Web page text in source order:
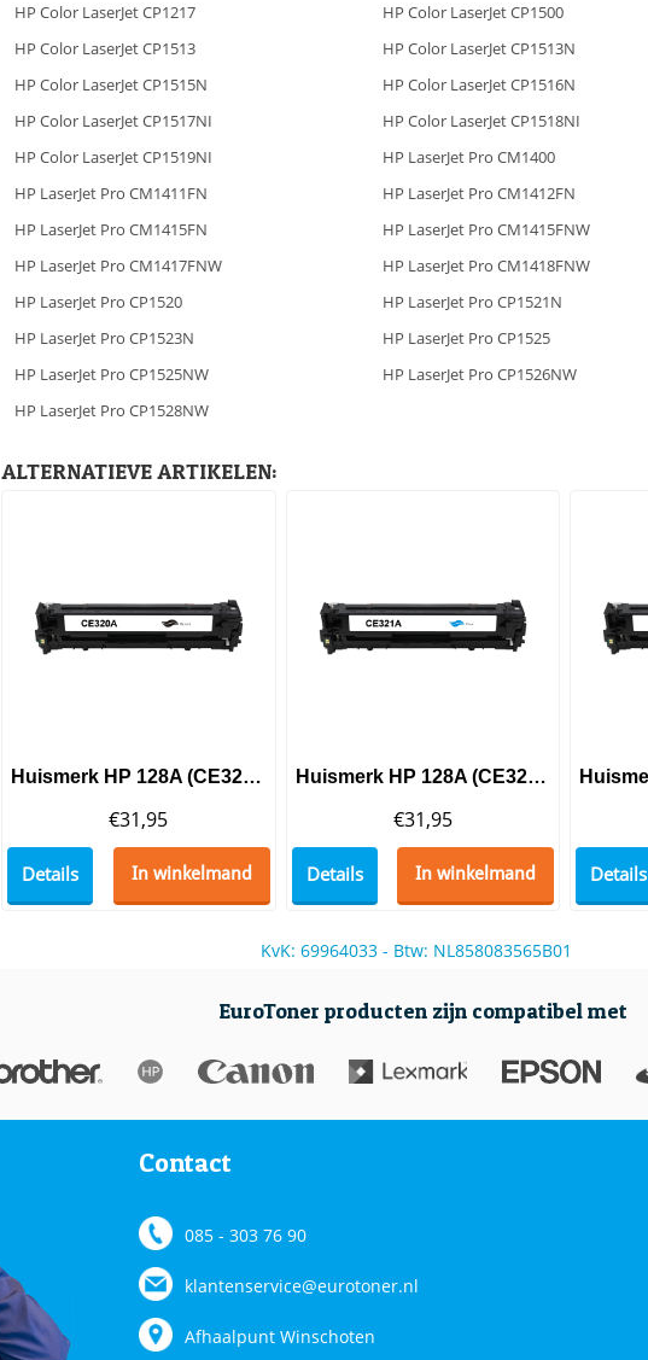
HP Color LaserJet CP1217
HP Color LaserJet CP1500
HP Color LaserJet CP1513
HP Color LaserJet CP1513N
HP Color LaserJet CP1515N
HP Color LaserJet CP1516N
HP Color LaserJet CP1517NI
HP Color LaserJet CP1518NI
HP Color LaserJet CP1519NI
HP LaserJet Pro CM1400
HP LaserJet Pro CM1411FN
HP LaserJet Pro CM1412FN
HP LaserJet Pro CM1415FN
HP LaserJet Pro CM1415FNW
HP LaserJet Pro CM1417FNW
HP LaserJet Pro CM1418FNW
HP LaserJet Pro CP1520
HP LaserJet Pro CP1521N
HP LaserJet Pro CP1523N
HP LaserJet Pro CP1525
HP LaserJet Pro CP1525NW
HP LaserJet Pro CP1526NW
HP LaserJet Pro CP1528NW
ALTERNATIEVE ARTIKELEN:
Huismerk HP 128A (CE320A) Toner Black
€31,95
Details In winkelmand
Huismerk HP 128A (CE321A) Toner Cyaan
€31,95
Details In winkelmand Details
KvK: 69964033 - Btw: NL858083565B01
EuroToner producten zijn compatibel met
Contact
085 - 303 76 90
klantenservice@eurotoner.nl
Afhaalpunt Winschoten